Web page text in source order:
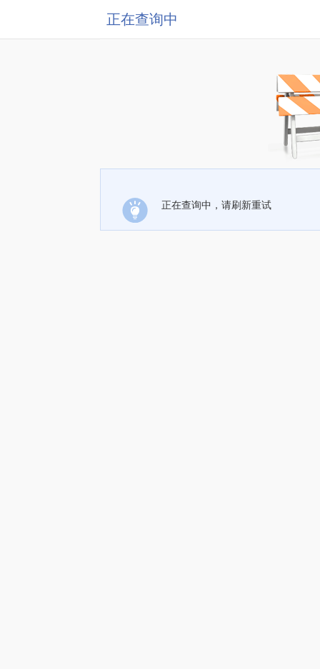
正在查询中
正在查询中，请刷新重试